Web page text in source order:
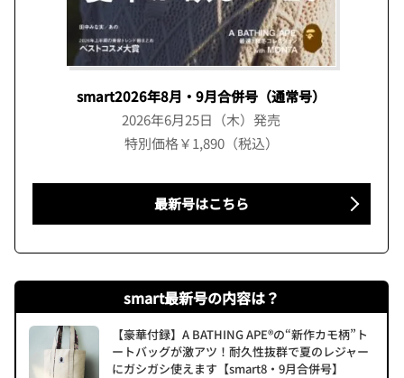
smart2026年8月・9月合併号（通常号）
2026年6月25日（木）発売
特別価格￥1,890（税込）
最新号はこちら
smart最新号の内容は？
【豪華付録】A BATHING APE®の“新作カモ柄”ト
ートバッグが激アツ！耐久性抜群で夏のレジャー
にガシガシ使えます【smart8・9月合併号】